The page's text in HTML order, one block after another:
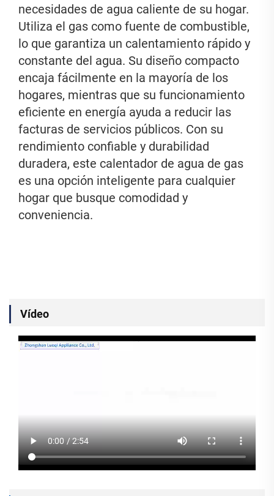
necesidades de agua caliente de su hogar.
Utiliza el gas como fuente de combustible,
lo que garantiza un calentamiento rápido y
constante del agua. Su diseño compacto
encaja fácilmente en la mayoría de los
hogares, mientras que su funcionamiento
eficiente en energía ayuda a reducir las
facturas de servicios públicos. Con su
rendimiento confiable y durabilidad
duradera, este calentador de agua de gas
es una opción inteligente para cualquier
hogar que busque comodidad y
conveniencia.
Vídeo